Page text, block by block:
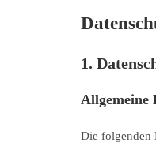
1.
Allgemeine
Die folgenden